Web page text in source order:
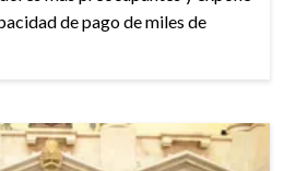
de pago de miles de